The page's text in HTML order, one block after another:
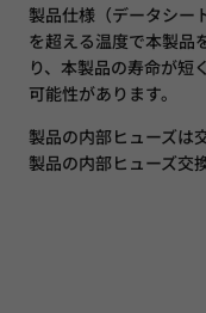
製品仕様（データシー
を超える温度で本製品
り、本製品の寿命が短
可能性があります。
製品の内部ヒューズは
製品の内部ヒューズ交